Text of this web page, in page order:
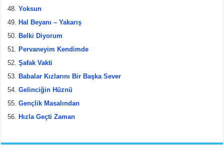
Yoksun
Hal Beyanı – Yakarış
Belki Diyorum
Pervaneyim Kendimde
Şafak Vakti
Babalar Kızlarını Bir Başka Sever
Gelinciğin Hüznü
Gençlik Masalından
Hızla Geçti Zaman